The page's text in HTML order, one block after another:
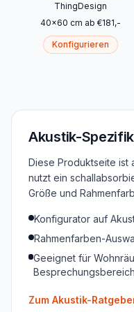
ThingDesign
40x60 cm ab €181,-
Konfigurieren
Akustik-
Diese Produktseite ist
nutzt ein
Größe und
Konfigurator auf
Rahmenfarben-
Geeignet für
Zum Akustik-